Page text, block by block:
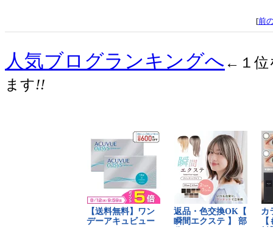
[前
人気ブログランキングへ ←１位
ます!!